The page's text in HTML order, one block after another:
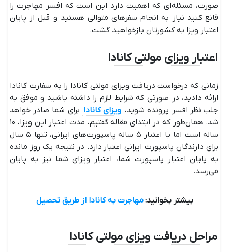
صورت، مسئله‌ای که اهمیت دارد این است که افسر مهاجرت را
قانع کنید نیاز به انجام سفرهای متوالی هستید و قبل از پایان
اعتبار ویزا به کشورتان بازخواهید گشت.
اعتبار ویزای مولتی کانادا
زمانی که درخواست دریافت ویزای مولتی کانادا را به سفارت کانادا
ارائه دادید، در صورتی که شرایط لازم را داشته باشید و موفق به
جلب نظر افسر پرونده شوید، ویزای کانادا برای شما صادر خواهد
شد. همان‌طور که در ابتدای مقاله گفتیم، مدت اعتبار این ویزا، ۱۰
ساله است اما با اعتبار ۵ ساله پاسپورت‌های ایرانی، تنها ۵ سال
برای دارندگان پاسپورت ایرانی اعتبار دارد. در نتیجه یک روز مانده
به پایان اعتبار پاسپورت شما، اعتبار ویزای شما نیز به پایان
می‌رسد.
بیشتر بخوانید:مهاجرت به کانادا از طریق تحصیل
مراحل دریافت ویزای مولتی کانادا